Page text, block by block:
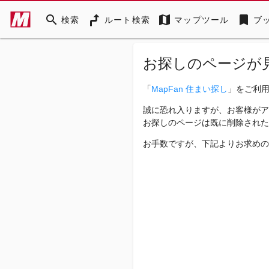
search 検索 ルート検索 map マップツール bookmark ブ
お探しのページが
「MapFan 住まい探し 」をご利
誠に恐れ入りますが、お客様が
お探しのページは既に削除され
お手数ですが、下記よりお求め